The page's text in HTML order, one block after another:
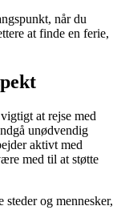
når du
at finde en ferie,
at rejse med
unødvendig
aktivt med
med til at støtte
og mennesker,